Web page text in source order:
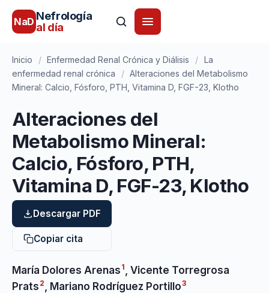
NaD Nefrología
al día
Inicio / Enfermedad Renal Crónica y Diálisis / La
enfermedad renal crónica
/ Alteraciones del Metabolismo
Mineral: Calcio, Fósforo, PTH, Vitamina D, FGF-23, Klotho
Alteraciones del
Metabolismo Mineral:
Calcio, Fósforo, PTH,
Vitamina D, FGF-23, Klotho
Descargar PDF
Copiar cita
María Dolores Arenas 1
Vicente Torregrosa
Prats 2 Mariano Rodríguez Portillo3